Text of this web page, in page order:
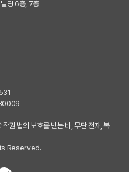
딩 6층, 7층
권 법의 보호를 받는 바, 무단 전재, 복
Reserved.